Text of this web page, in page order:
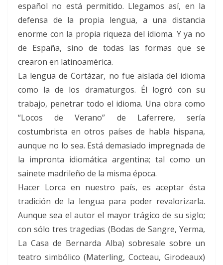
español no está permitido. Llegamos así, en la
defensa de la propia lengua, a una distancia
enorme con la propia riqueza del idioma. Y ya no
de España, sino de todas las formas que se
crearon en latinoamérica.
La lengua de Cortázar, no fue aislada del idioma
como la de los dramaturgos. Él logró con su
trabajo, penetrar todo el idioma. Una obra como
“Locos de Verano” de Laferrere, sería
costumbrista en otros países de habla hispana,
aunque no lo sea. Está demasiado impregnada de
la impronta idiomática argentina; tal como un
sainete madrileño de la misma época.
Hacer Lorca en nuestro país, es aceptar ésta
tradición de la lengua para poder revalorizarla.
Aunque sea el autor el mayor trágico de su siglo;
con sólo tres tragedias (Bodas de Sangre, Yerma,
La Casa de Bernarda Alba) sobresale sobre un
teatro simbólico (Materling, Cocteau, Girodeaux)